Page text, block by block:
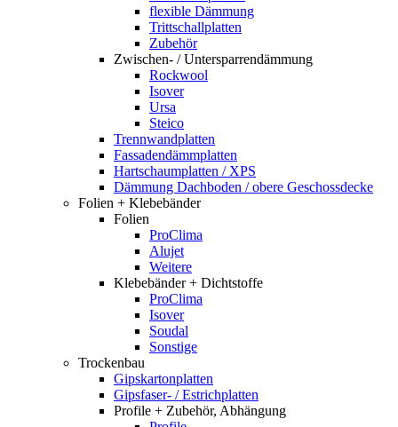
flexible Dämmung
Trittschallplatten
Zubehör
Zwischen- / Untersparrendämmung
Rockwool
Isover
Ursa
Steico
Trennwandplatten
Fassadendämmplatten
Hartschaumplatten / XPS
Dämmung Dachboden / obere Geschossdecke
Folien + Klebebänder
Folien
ProClima
Alujet
Weitere
Klebebänder + Dichtstoffe
ProClima
Isover
Soudal
Sonstige
Trockenbau
Gipskartonplatten
Gipsfaser- / Estrichplatten
Profile + Zubehör, Abhängung